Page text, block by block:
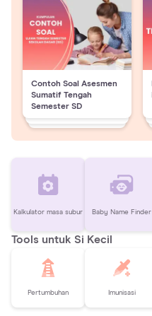
Contoh Soal Asesmen
Sumatif Tengah
Semester SD
Kalkulator masa subur Baby Name Finder
Tools untuk Si Kecil
Pertumbuhan Imunisasi